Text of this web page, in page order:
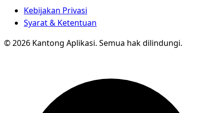
Kebijakan Privasi
Syarat & Ketentuan
© 2026 Kantong Aplikasi. Semua hak dilindungi.